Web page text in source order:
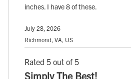
inches. I have 8 of these.
July 28, 2026
Richmond, VA, US
Rated 5 out of 5
Simply The Best!